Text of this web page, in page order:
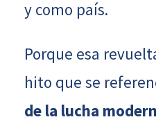
y como país.
Porque esa
hito que se
de la lucha